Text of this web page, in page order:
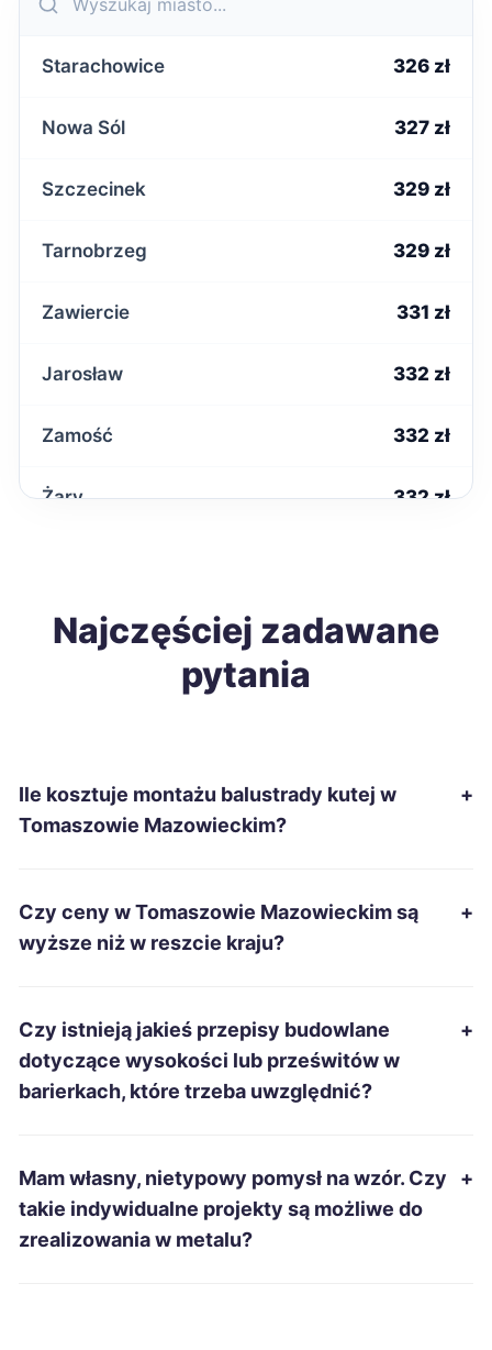
Starachowice 326 zł
Nowa Sól 327 zł
Szczecinek 329 zł
Tarnobrzeg 329 zł
Zawiercie 331 zł
Jarosław 332 zł
Zamość 332 zł
Żary 332 zł
Ostrowiec Świętokrzyski 333 zł
Ciechanów 335 zł
Zduńska Wola 337 zł
Kwidzyn 338 zł
Ełk 339 zł
Leszno
Najczęściej zadawane
pytania
Ile kosztuje montażu balustrady kutej w
Tomaszowie Mazowieckim?
+
Czy ceny w Tomaszowie Mazowieckim są
wyższe niż w reszcie kraju?
+
Czy istnieją jakieś przepisy budowlane
dotyczące wysokości lub prześwitów w
barierkach, które trzeba uwzględnić?
+
Mam własny, nietypowy pomysł na wzór. Czy
takie indywidualne projekty są możliwe do
zrealizowania w metalu?
+